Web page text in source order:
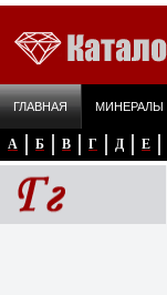
ГЛАВНАЯ МИНЕРАЛЫ
А Б В Г Д Е